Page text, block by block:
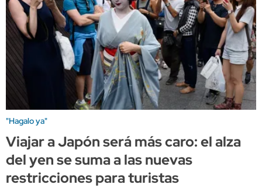
"Hagalo ya"
Viajar a Japón será más caro: el alza
del yen se suma a las nuevas
restricciones para turistas